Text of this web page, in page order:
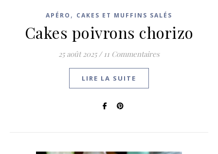
APÉRO , CAKES ET MUFFINS SALÉS
Cakes poivrons chorizo
25 août 2025 / 11 Commentaires
LIRE LA SUITE